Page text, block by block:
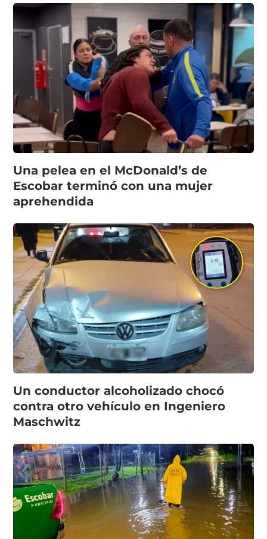
Una pelea en el McDonald’s de
Escobar terminó con una mujer
aprehendida
Un conductor alcoholizado chocó
contra otro vehículo en Ingeniero
Maschwitz